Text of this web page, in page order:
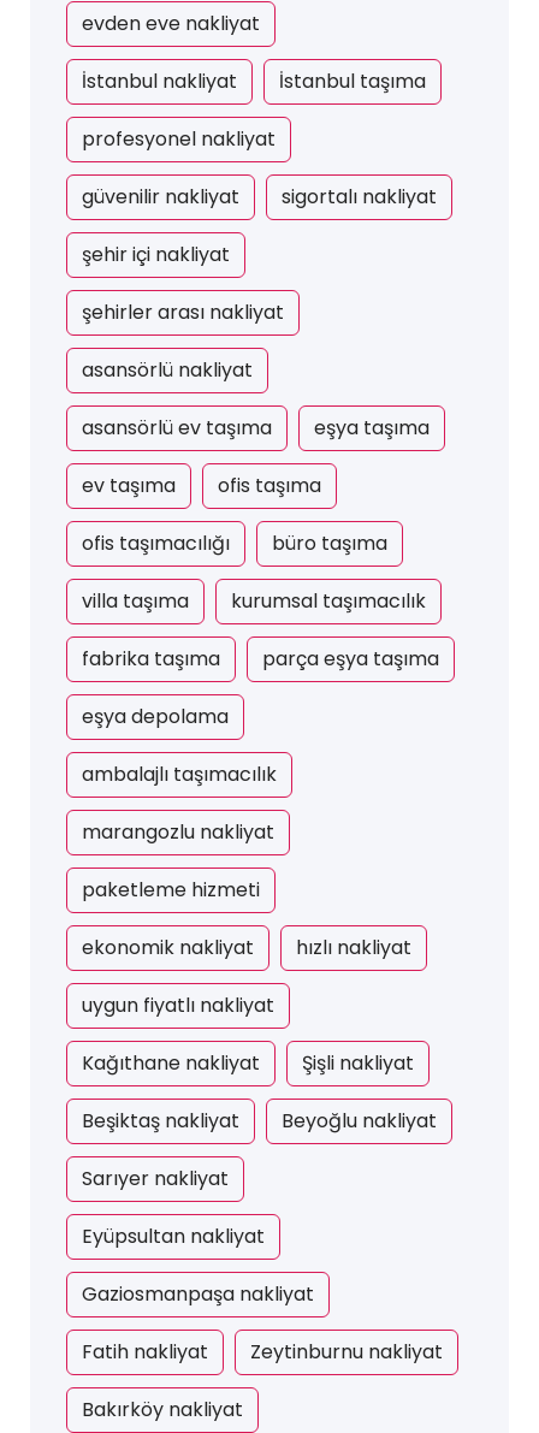
evden eve nakliyat
İstanbul nakliyat İstanbul taşıma
profesyonel nakliyat
güvenilir nakliyat sigortalı nakliyat
şehir içi nakliyat
şehirler arası nakliyat
asansörlü nakliyat
asansörlü ev taşıma eşya taşıma
ev taşıma ofis taşıma
ofis taşımacılığı büro taşıma
villa taşıma kurumsal taşımacılık
fabrika taşıma parça eşya taşıma
eşya depolama
ambalajlı taşımacılık
marangozlu nakliyat
paketleme hizmeti
ekonomik nakliyat hızlı nakliyat
uygun fiyatlı nakliyat
Kağıthane nakliyat Şişli nakliyat
Beşiktaş nakliyat Beyoğlu nakliyat
Sarıyer nakliyat
Eyüpsultan nakliyat
Gaziosmanpaşa nakliyat
Fatih nakliyat Zeytinburnu nakliyat
Bakırköy nakliyat